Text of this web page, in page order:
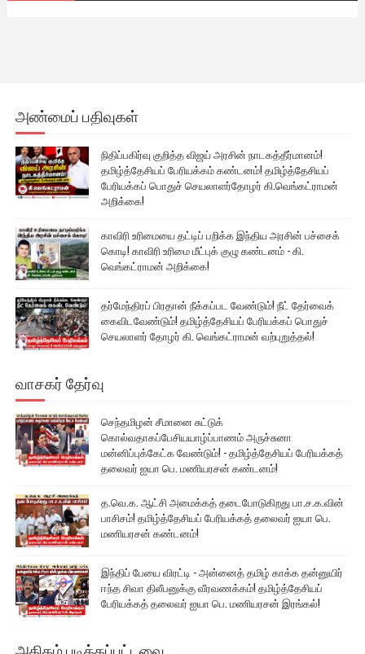
அண்மைப் பதிவுகள்
நிதிப்பகிர்வு குறித்த விஜய் அரசின் நாடகத்தீர்மானம்!
தமிழ்த்தேசியப் பேரியக்கம் கண்டனம்! தமிழ்த்தேசியப்
பேரியக்கப் பொதுச் செயலாளர்தோழர் கி.வெங்கட்ராமன்
அறிக்கை!
காவிரி உரிமையை தட்டிப் பறிக்க இந்திய அரசின் பச்சைக்
கொடி! காவிரி உரிமை மீட்புக் குழு கண்டனம் - கி.
வெங்கட்ராமன் அறிக்கை!
தர்மேந்திரப் பிரதான் நீக்கப்பட வேண்டும்! நீட் தேர்வைக்
கைவிடவேண்டும்! தமிழ்த்தேசியப் பேரியக்கப் பொதுச்
செயலாளர் தோழர் கி. வெங்கட்ராமன் வற்புறுத்தல்!
வாசகர் தேர்வு
செந்தமிழன் சீமானை சுட்டுக்
கொல்வதாகப்பேசியயாழ்ப்பாணம் அருச்சுனா
மன்னிப்புக்கேட்க வேண்டும்! - தமிழ்த்தேசியப் பேரியக்கத்
தலைவர் ஐயா பெ. மணியரசன் கண்டனம்!
த.வெ.க. ஆட்சி அமைக்கத் தடைபோடுகிறது பா.ச.க.வின்
பாசிசம்! தமிழ்த்தேசியப் பேரியக்கத் தலைவர் ஐயா பெ.
மணியரசன் கண்டனம்!
இந்திப் பேயை விரட்டி - அன்னைத் தமிழ் காக்க தன்னுயிர்
ஈந்த சிவா திலீபனுக்கு வீரவணக்கம்! தமிழ்த்தேசியப்
பேரியக்கத் தலைவர் ஐயா பெ. மணியரசன் இரங்கல்!